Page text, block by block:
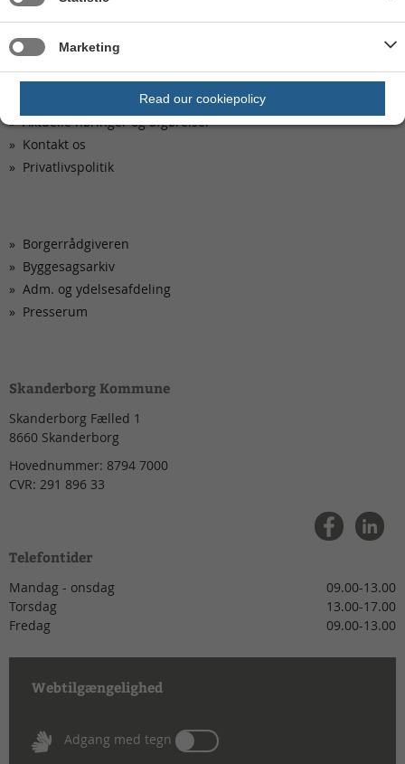
Kom hurtigt til
Aktuelle høringer og afgørelser
Kontakt os
Privatlivspolitik
Borgerrådgiveren
Byggesagsarkiv
Adm. og ydelsesafdeling
Presserum
Skanderborg Kommune
Skanderborg Fælled 1
8660 Skanderborg
Hovednummer: 8794 7000
CVR: 291 896 33
Telefontider
Mandag - onsdag
09.00-13.00
Torsdag
13.00-17.00
Fredag
09.00-13.00
Webtilgængelighed
Adgang med tegn Tænd
eller
Marketing
Read our cookiepolicy